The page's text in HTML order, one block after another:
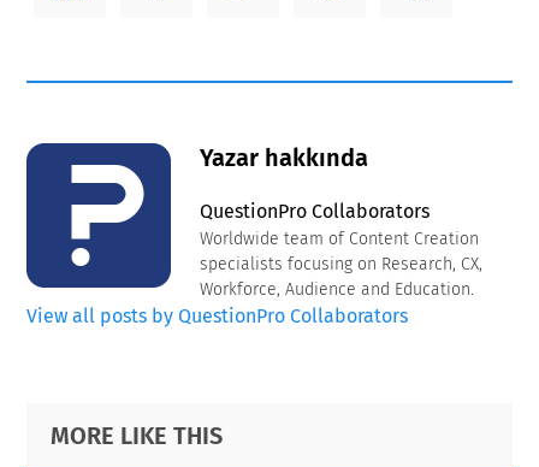
Yazar hakkında
QuestionPro Collaborators
Worldwide team of Content Creation
specialists focusing on Research, CX,
Workforce, Audience and Education.
View all posts by QuestionPro Collaborators
Primary
Footer
MORE LIKE THIS